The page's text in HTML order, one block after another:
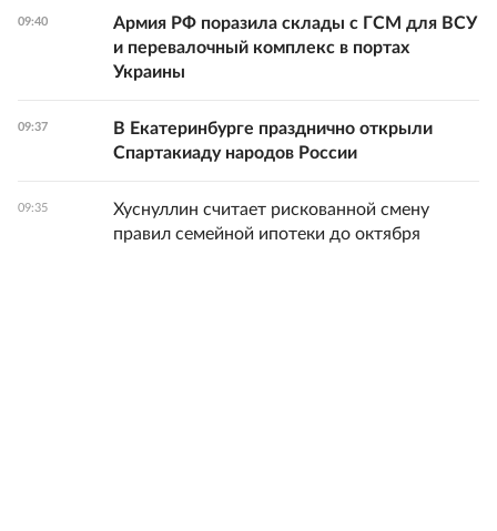
09:40
Армия РФ поразила склады с ГСМ для ВСУ
и перевалочный комплекс в портах
Украины
09:37
В Екатеринбурге празднично открыли
Спартакиаду народов России
09:35
Хуснуллин считает рискованной смену
правил семейной ипотеки до октября